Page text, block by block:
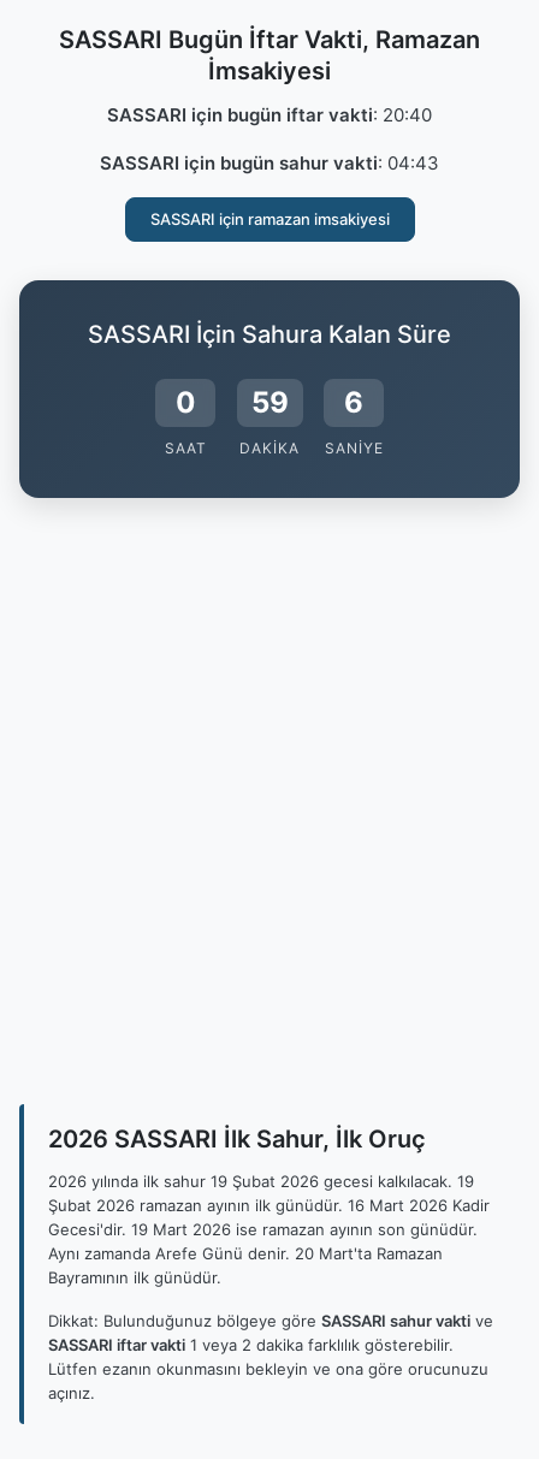
SASSARI Bugün İftar Vakti, Ramazan
İmsakiyesi
SASSARI için bugün iftar vakti: 20:40
SASSARI için bugün sahur vakti: 04:43
SASSARI için ramazan imsakiyesi
SASSARI İçin Sahura Kalan Süre
0
SAAT
59
DAKIKA
5
SANIYE
2026 SASSARI İlk Sahur, İlk Oruç
2026 yılında ilk sahur 19 Şubat 2026 gecesi kalkılacak. 19
Şubat 2026 ramazan ayının ilk günüdür. 16 Mart 2026 Kadir
Gecesi'dir. 19 Mart 2026 ise ramazan ayının son günüdür.
Aynı zamanda Arefe Günü denir. 20 Mart'ta Ramazan
Bayramının ilk günüdür.
Dikkat: Bulunduğunuz bölgeye göre SASSARI sahur vakti ve
SASSARI iftar vakti 1 veya 2 dakika farklılık gösterebilir.
Lütfen ezanın okunmasını bekleyin ve ona göre orucunuzu
açınız.